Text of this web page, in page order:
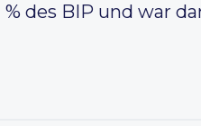
des BIP und war